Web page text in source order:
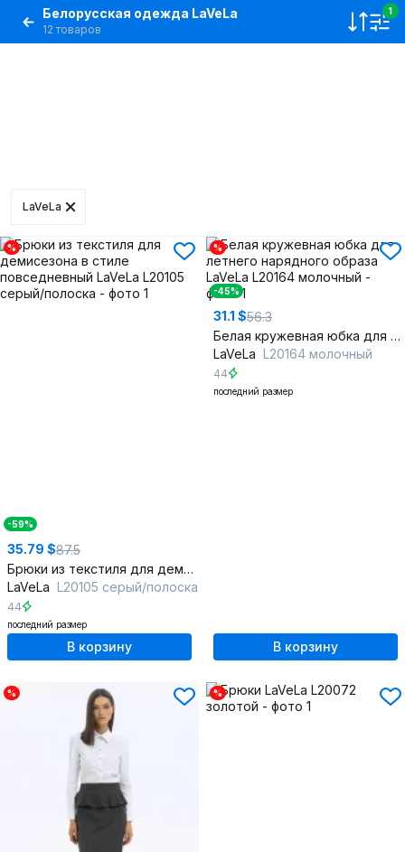
Белорусская одежда LaVeLa
12 товаров
1
LaVeLa
%
-59%
35.79 $87.5
Брюки из текстиля для демисезона в стиле повседневный
LaVeLa L20105 серый/полоска
44
последний размер
В корзину
%
-45%
31.1 $56.3
Белая кружевная юбка для летнего нарядного образа
LaVeLa L20164 молочный
44
последний размер
В корзину
% %